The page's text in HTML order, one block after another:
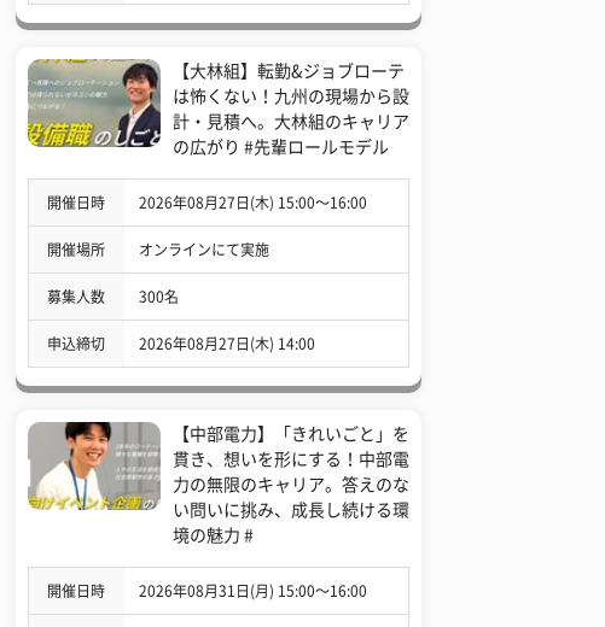
【大林組】転勤&ジョブローテ
は怖くない！九州の現場から設
計・見積へ。大林組のキャリア
の広がり #先輩ロールモデル
開催日時 2026年08月27日(木) 15:00〜16:00
開催場所 オンラインにて実施
募集人数 300名
申込締切 2026年08月27日(木) 14:00
【中部電力】「きれいごと」を
貫き、想いを形にする！中部電
力の無限のキャリア。答えのな
い問いに挑み、成長し続ける環
境の魅力 #
開催日時 2026年08月31日(月) 15:00〜16:00